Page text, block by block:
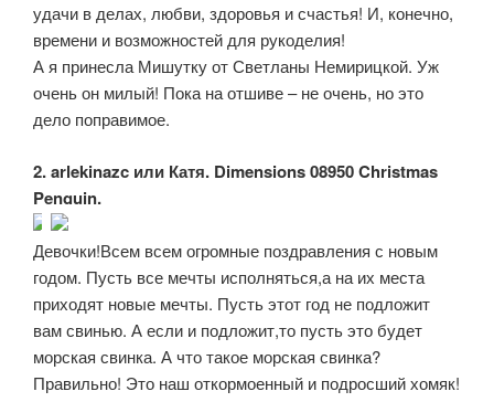
удачи в делах, любви, здоровья и счастья! И, конечно,
времени и возможностей для рукоделия!
А я принесла Мишутку от Светланы Немирицкой. Уж
очень он милый! Пока на отшиве – не очень, но это
дело поправимое.
2. arlekinazc или Катя. Dimensions 08950 Christmas
Penguin.
Девочки!Всем всем огромные поздравления с новым
годом. Пусть все мечты исполняться,а на их места
приходят новые мечты. Пусть этот год не подложит
вам свинью. А если и подложит,то пусть это будет
морская свинка. А что такое морская свинка?
Правильно! Это наш откормоенный и подросший хомяк!